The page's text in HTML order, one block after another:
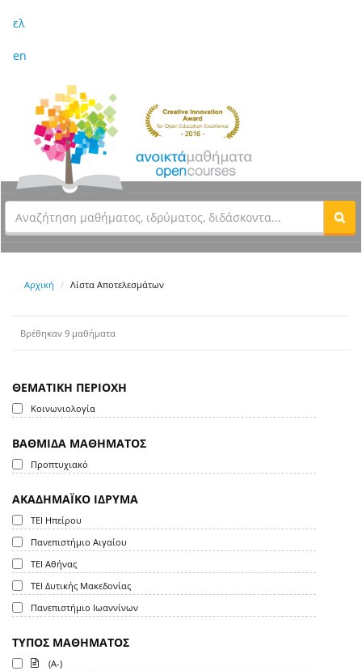
ελ
en
Αρχική Λίστα Αποτελεσμάτων
Βρέθηκαν 9 μαθήματα
ΘΕΜΑΤΙΚΗ ΠΕΡΙΟΧΗ
Κοινωνιολογία
ΒΑΘΜΙΔΑ ΜΑΘΗΜΑΤΟΣ
Προπτυχιακό
ΑΚΑΔΗΜΑΪΚΟ ΙΔΡΥΜΑ
ΤΕΙ Ηπείρου
Πανεπιστήμιο Αιγαίου
ΤΕΙ Αθήνας
ΤΕΙ Δυτικής Μακεδονίας
Πανεπιστήμιο Ιωαννίνων
ΤΥΠΟΣ ΜΑΘΗΜΑΤΟΣ
(A-)